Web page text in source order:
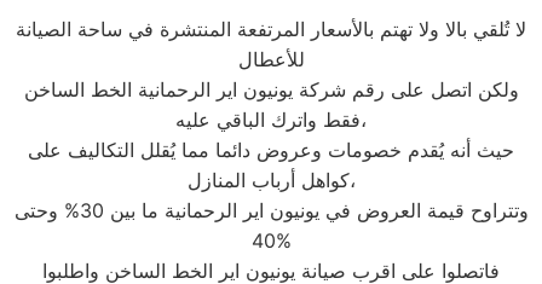
لا تُلقي بالا ولا تهتم بالأسعار المرتفعة المنتشرة في ساحة الصيانة
للأعطال
ولكن اتصل على رقم شركة يونيون اير الرحمانية الخط الساخن
فقط واترك الباقي عليه،
حيث أنه يُقدم خصومات وعروض دائما مما يُقلل التكاليف على
كواهل أرباب المنازل،
وتتراوح قيمة العروض في يونيون اير الرحمانية ما بين 30% وحتى
40%
فاتصلوا على اقرب صيانة يونيون اير الخط الساخن واطلبوا